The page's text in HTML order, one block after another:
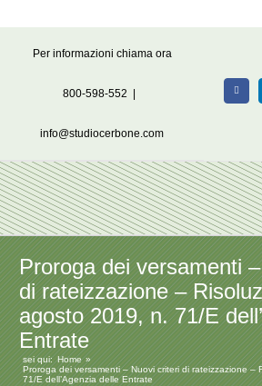
Per informazioni chiama ora
800-598-552
info@studiocerbone.com
Proroga dei versamenti
di rateizzazione –
agosto 2019, n. 71/E
Entrate
sei qui: Home
Proroga dei versamenti – Nuovi criteri di rateizzazione –
71/E dell’Agenzia delle Entrate